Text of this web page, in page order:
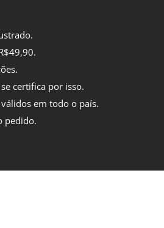
certifica por isso.
em todo o país.
pedido.